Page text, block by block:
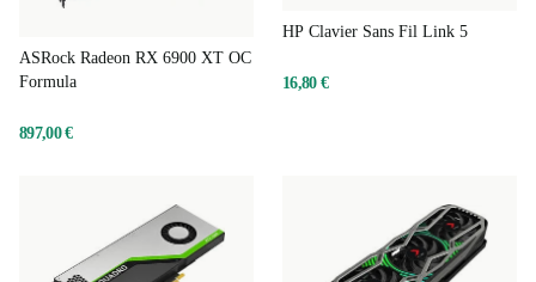
ASRock Radeon RX 6900 XT OC
Formula
897,00 €
HP Clavier Sans Fil Link 5
16,80 €